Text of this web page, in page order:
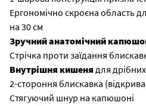
Ергономічно скроєна область
на 30 см
Зручний анатомічний
Стрічка проти заїдання
Внутрішня кишеня для
2-стороння блискавка
Стягуючий шнур на капюшоні